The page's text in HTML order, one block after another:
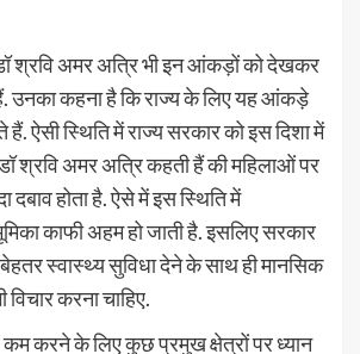
श्रवि अमर अत्रि भी इन आंकड़ों को देखकर
उनका कहना है कि राज्य के लिए यह आंकड़े
ऐसी स्थिति में राज्य सरकार को इस दिशा में
श्रवि अमर अत्रि कहती हैं की महिलाओं पर
दबाव होता है. ऐसे में इस स्थिति में
काफी अहम हो जाती है. इसलिए सरकार
स्वास्थ्य सुविधा देने के साथ ही मानसिक
करना चाहिए.
कम करने के लिए कुछ प्रमुख क्षेत्रों पर ध्यान